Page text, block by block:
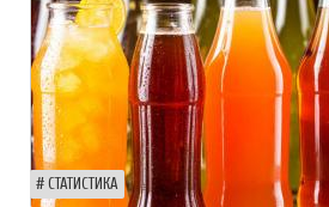
СТАТИСТИКА